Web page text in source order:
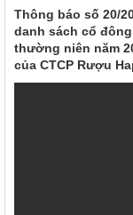
Thông báo số 20/
danh sách cổ
thường niên năm
của CTCP Rượu